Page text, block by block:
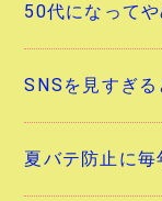
50代になって
SNSを見すぎ
夏バテ防止に